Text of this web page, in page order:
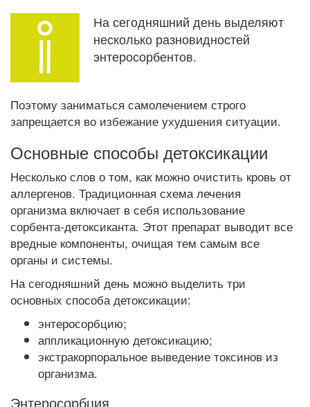
На сегодняшний день выделяют
несколько разновидностей
энтеросорбентов.
Поэтому заниматься самолечением строго
запрещается во избежание ухудшения ситуации.
Основные способы детоксикации
Несколько слов о том, как можно очистить кровь от
аллергенов. Традиционная схема лечения
организма включает в себя использование
сорбента-детоксиканта. Этот препарат выводит все
вредные компоненты, очищая тем самым все
органы и системы.
На сегодняшний день можно выделить три
основных способа детоксикации:
энтеросорбцию;
аппликационную детоксикацию;
экстракорпоральное выведение токсинов из
организма.
Энтеросорбция